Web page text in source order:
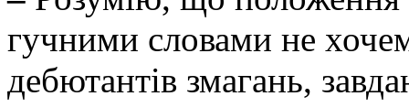
гучними словами не
дебютантів змагань,